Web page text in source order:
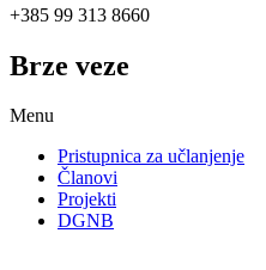
+385 99 313 8660
Brze veze
Menu
Pristupnica za učlanjenje
Članovi
Projekti
DGNB